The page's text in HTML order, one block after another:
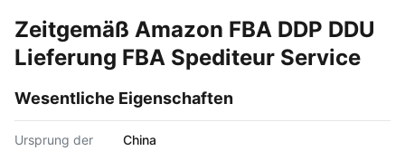
Zeitgemäß Amazon FBA DDP DDU
Lieferung FBA Spediteur Service
Wesentliche Eigenschaften
Ursprung der
China